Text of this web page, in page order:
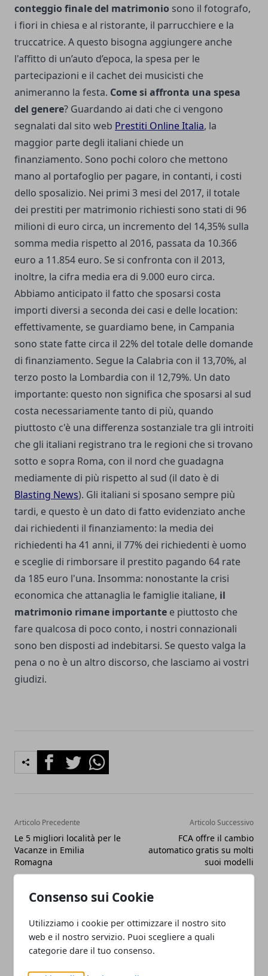
Consenso sui Cookie
Utilizziamo i cookie per ottimizzare il nostro sito
web e il nostro servizio. Puoi scegliere a quali
categorie dare il tuo consenso.
conteggio finale del matrimonio sono il fotografo,
i fiori in chiesa e al ristorante, il parrucchiere e la
truccatrice. A questo bisogna aggiungere anche
l'affitto di un’auto d’epoca, la spesa per le
partecipazioni e il cachet dei musicisti che
animeranno la festa. Come si affronta una spesa
del genere? Guardando ai dati che ci vengono
segnalati dal sito web Prestiti Online Italia, la
maggior parte degli italiani chiede un
finanziamento. Sono pochi coloro che mettono
mano al portafoglio per pagare, in contanti, i costi
dello sposalizio. Nei primi 3 mesi del 2017, il totale
dei prestiti per matrimonio richiesti sono stati di 96
milioni di euro circa, un incremento del 14,35% sulla
somma media rispetto al 2016, passata da 10.366
euro a 11.854 euro. Se si confronta con il 2013,
inoltre, la cifra media era di 9.000 euro circa.
Abbiamo anticipato il fatto che sposarsi costa
importi diversi a seconda dei casi e delle location:
effettivamente, se guardiamo bene, in Campania
sono state fatte circa il 22% del totale delle domande
di finanziamento. Segue la Calabria con il 13,70%, al
terzo posto la Lombardia con il 12,79%. Un dato
importante: questo non significa che sposarsi al sud
costa necessariamente tanto di più, quando
piuttosto c'è una differenza sostanziale tra gli introiti
che gli italiani registrano tra le regioni che si trovano
sotto e sopra Roma, con il nord che guadagna
mediamente di più rispetto al sud (il dato è di
Blasting News). Gli italiani si sposano sempre più
tardi, e questo è un dato di fatto evidenziato anche
dai richiedenti il finanziamento: la media dei
richiedenti ha 41 anni, il 77% dei richiedenti è uomo
e sceglie di rimborsare il prestito pagando 64 rate
da 185 euro l'una. Insomma: nonostante la crisi
economica che attanaglia le famiglie italiane, il
matrimonio rimane importante e piuttosto che
fare qualcosa di poco conto, i nostri connazionali
sono ben disposti ad indebitarsi. Se questo valga la
pena o no è un altro discorso, che lasciamo ai vostri
giudizi.
FacebookTwitterWhatsapp
Articolo Precedente
Le 5 migliori località per le
Vacanze in Emilia
Romagna
Articolo Successivo
FCA offre il cambio
automatico gratis su molti
suoi modelli
Redazione